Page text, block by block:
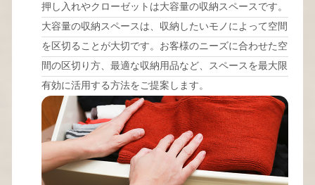
押し入れやクローゼットは大容量の収納スペースです。
大容量の収納スペースは、収納したいモノによって空間
を区切ることが大切です。お客様のニーズに合わせた空
間の区切り方、最適な収納用品など、スペースを最大限
有効に活用する方法をご提案します。